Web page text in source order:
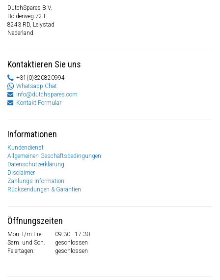
DutchSpares B.V.
Bolderweg 72 F
8243 RD, Lelystad
Nederland
Kontaktieren Sie uns
+31(0)320820994
Whatsapp Chat
info@dutchspares.com
Kontakt Formular
Informationen
Kundendienst
Allgemeinen Geschäftsbedingungen
Datenschutzerklärung
Disclaimer
Zahlungs Information
Rücksendungen & Garantien
Öffnungszeiten
Mon. t/m Fre.
09:30 - 17:30
Sam. und Son.
geschlossen
Feiertagen:
geschlossen